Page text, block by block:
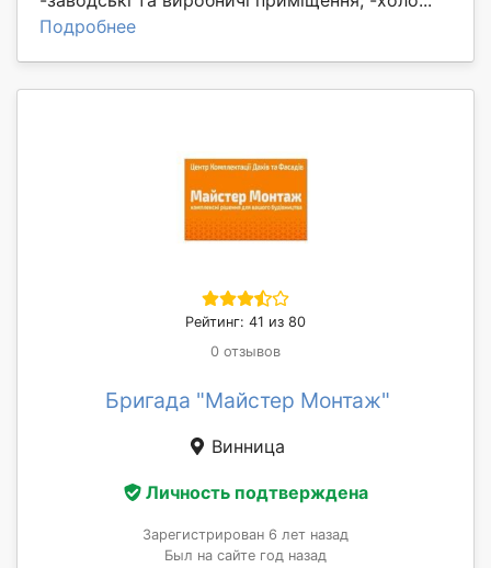
Подробнее
Рейтинг: 41 из 80
0 отзывов
Бригада "Майстер Монтаж"
Винница
Личность подтверждена
Зарегистрирован 6 лет назад
Был на сайте год назад